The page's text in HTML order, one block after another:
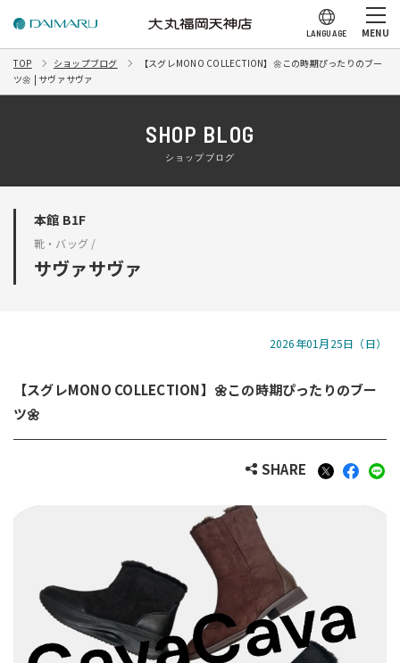
LANGUAGE MENU
TOP ショップブログ
【スグレMONO COLLECTION】🌼この時期ぴったりのブー
ツ🌼 | サヴァサヴァ
SHOP BLOG
ショップブログ
本館 B1F
靴・バッグ /
サヴァサヴァ
2026年01月25日（日）
【スグレMONO COLLECTION】🌼この時期ぴったりのブー
ツ🌼
SHARE